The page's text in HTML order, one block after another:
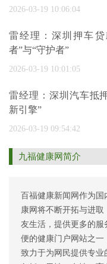
2026-03-19 10:06:04
雷经理：深圳押车
者”与“守护者”
2026-03-19 10:01:05
雷经理：深圳汽车抵
新引擎”
2026-03-19 09:54:42
九福健康网简介
百福健康新闻网作为
康网将不断开拓与进取
友生活，提供更多的
便的健康门户网站之一
致力于为网民提供专